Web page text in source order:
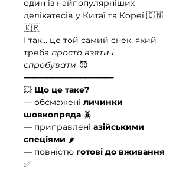
один із найпопулярніших
делікатесів у Китаї та Кореї 🇨🇳
🇰🇷
І так… це той самий снек, який
треба просто взяти і
спробувати 😈
━━━━━━━━━━━━━━━━━━━
💥 Що це таке?
— обсмажені личинки
шовкопряда 🪲
— приправлені азійськими
спеціями 🌶️
— повністю готові до вживання
✅